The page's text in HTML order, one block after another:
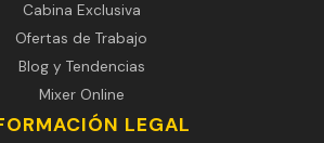
Cabina Exclusiva
Ofertas de Trabajo
Blog y Tendencias
Mixer Online
LEGAL